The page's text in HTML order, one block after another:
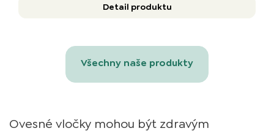
Detail produktu
Všechny naše produkty
Ovesné vločky mohou být zdravým